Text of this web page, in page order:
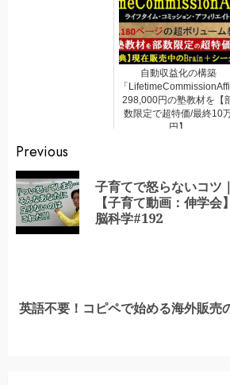
自動収益化の構築
「
298,000円の塾教材を【
数限定で超特価/最終10
円】
Continue
Reading
Previous
子育てで怒らないコツ
【子育て動画：伸学会
脳科学#192
Next
英語不要！コピペで始める海外販売